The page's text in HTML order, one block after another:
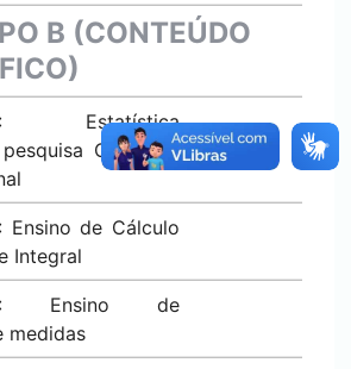
B (CONTEÚDO
Estatística
Científica
Ensino de Cálculo
Integral
Ensino de
medidas